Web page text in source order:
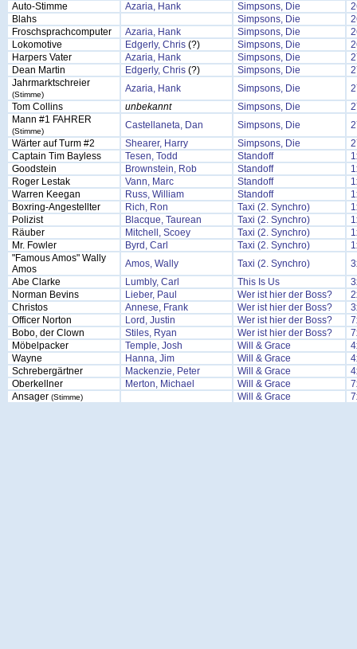
Auto-Stimme
Azaria, Hank Simpsons, Die
Blahs
Simpsons, Die
Froschsprachcomputer
Azaria, Hank Simpsons, Die
Lokomotive
Edgerly, Chris (?) Simpsons, Die
Harpers Vater
Azaria, Hank Simpsons, Die
Dean Martin
Edgerly, Chris (?) Simpsons, Die
Jahrmarktschreier
(Stimme)
Azaria, Hank Simpsons, Die
Tom Collins
unbekannt Simpsons, Die
Mann #1 FAHRER
(Stimme)
Castellaneta, Dan Simpsons, Die
Wärter auf Turm #2
Shearer, Harry Simpsons, Die
Captain Tim Bayless
Tesen, Todd Standoff
Goodstein
Brownstein, Rob Standoff
Roger Lestak
Vann, Marc Standoff
Warren Keegan
Russ, William Standoff
Boxring-Angestellter
Rich, Ron Taxi (2. Synchro)
Polizist
Blacque, Taurean Taxi (2. Synchro)
Räuber
Mitchell, Scoey Taxi (2. Synchro)
Mr. Fowler
Byrd, Carl Taxi (2. Synchro)
"Famous Amos" Wally
Amos
Amos, Wally Taxi (2. Synchro)
Abe Clarke
Lumbly, Carl This Is Us
Norman Bevins
Lieber, Paul Wer ist hier der Boss?
Christos
Annese, Frank Wer ist hier der Boss?
Officer Norton
Lord, Justin Wer ist hier der Boss?
Bobo, der Clown
Stiles, Ryan Wer ist hier der Boss?
Möbelpacker
Temple, Josh Will & Grace
Wayne
Hanna, Jim Will & Grace
Schrebergärtner
Mackenzie, Peter Will & Grace
Oberkellner
Merton, Michael Will & Grace
Ansager (Stimme) Will & Grace